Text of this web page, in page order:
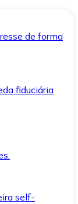
de forma
fiduciária
self-